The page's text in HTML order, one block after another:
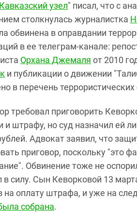
Кавказский узел" писал, что с
столкнулась журналистка
обвинена в оправдании
в ее телеграм-канале:
Орхана Джемаля от 2010
и публикации о движении
в перечень террористических
требовал приговорить
и штрафу, но суд назначил ей
Адвокат заявил, что
приговор, поскольку "это
Обвинение тоже не
в силу. Сын Кеворковой 13
на оплату штрафа, и уже на
собрана.